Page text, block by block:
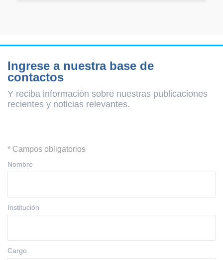
Ingrese a nuestra base de
contactos
Y reciba información sobre nuestras publicaciones
recientes y noticias relevantes.
* Campos obligatorios
Nombre
Institución
Cargo